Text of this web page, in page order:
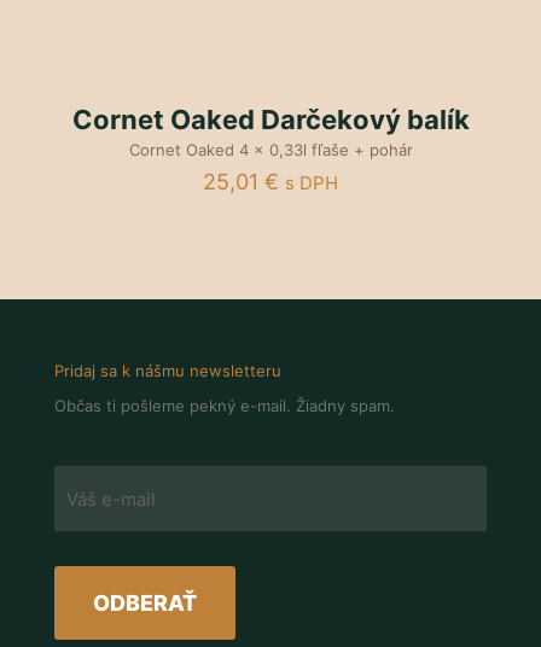
Cornet Oaked Darčekový balík
Cornet Oaked 4 x 0,33l fľaše + pohár
25,01 € s DPH
Pridaj sa k nášmu newsletteru
Občas ti pošleme pekný e-mail. Žiadny spam.